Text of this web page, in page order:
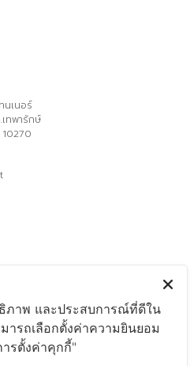
เนอร์
ทพารักษ์
ภาพ และประสบการณ์ที่ดีใน
ารถเลือกตั้งค่าความยินยอม
รตั้งค่าคุกกี้"